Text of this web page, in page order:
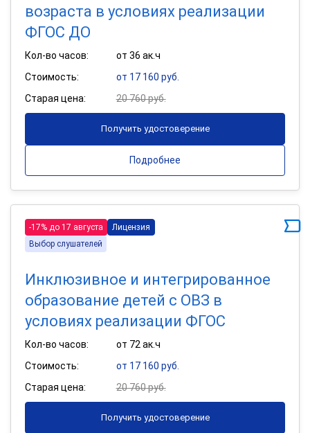
возраста в условиях реализации
ФГОС ДО
Кол-во часов:
от 36 ак.ч
Стоимость:
от 17 160 руб.
Старая цена:
20 760 руб.
Получить удостоверение
Подробнее
-17% до 17 августа
Лицензия
Выбор слушателей
Инклюзивное и интегрированное
образование детей с ОВЗ в
условиях реализации ФГОС
Кол-во часов:
от 72 ак.ч
Стоимость:
от 17 160 руб.
Старая цена:
20 760 руб.
Получить удостоверение